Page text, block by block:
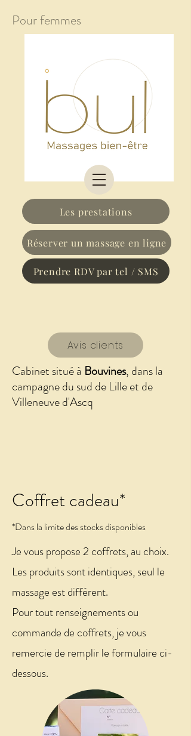
Les prestations
Réserver un massage en ligne
Prendre RDV par tel / SMS
Avis clients
Pour femmes
Cabinet situé à Bouvines, dans la
campagne du sud de Lille et de
Villeneuve d'Ascq
Coffret cadeau*
*Dans la limite des stocks disponibles
Je vous propose 2 coffrets, au choix.
Les produits sont identiques, seul le
massage est différent.
Pour tout renseignements ou
commande de coffrets, je vous
remercie de remplir le formulaire ci-
dessous.